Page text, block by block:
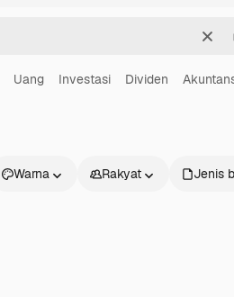
Uang Investasi Dividen
Warna Rakyat Jenis